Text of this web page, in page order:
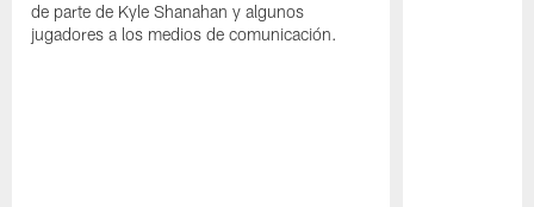
de parte de Kyle Shanahan y algunos
jugadores a los medios de comunicación.